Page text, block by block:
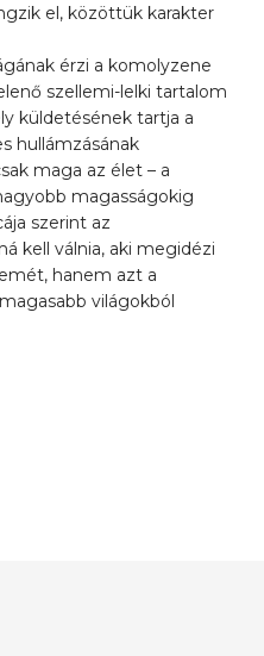
el, közöttük karakter
érzi a komolyzene
szellemi-lelki tartalom
küldetésének tartja a
hullámzásának
maga az élet – a
magasságokig
szerint az
kell válnia, aki megidézi
hanem azt a
világokból